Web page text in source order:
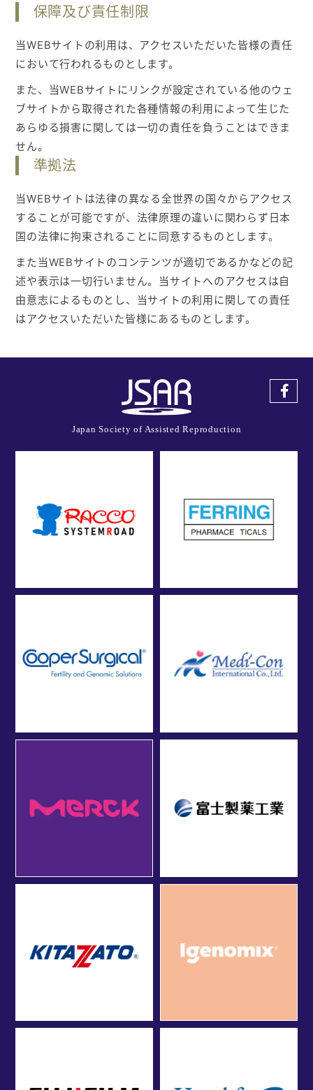
保障及び責任制限
当WEBサイトの利用は、アクセスいただいた皆様の責任
において行われるものとします。
また、当WEBサイトにリンクが設定されている他のウェ
ブサイトから取得された各種情報の利用によって生じた
あらゆる損害に関しては一切の責任を負うことはできま
せん。
準拠法
当WEBサイトは法律の異なる全世界の国々からアクセス
することが可能ですが、法律原理の違いに関わらず日本
国の法律に拘束されることに同意するものとします。
また当WEBサイトのコンテンツが適切であるかなどの記
述や表示は一切行いません。当サイトへのアクセスは自
由意志によるものとし、当サイトの利用に関しての責任
はアクセスいただいた皆様にあるものとします。
Japan Society of Assisted Reproduction